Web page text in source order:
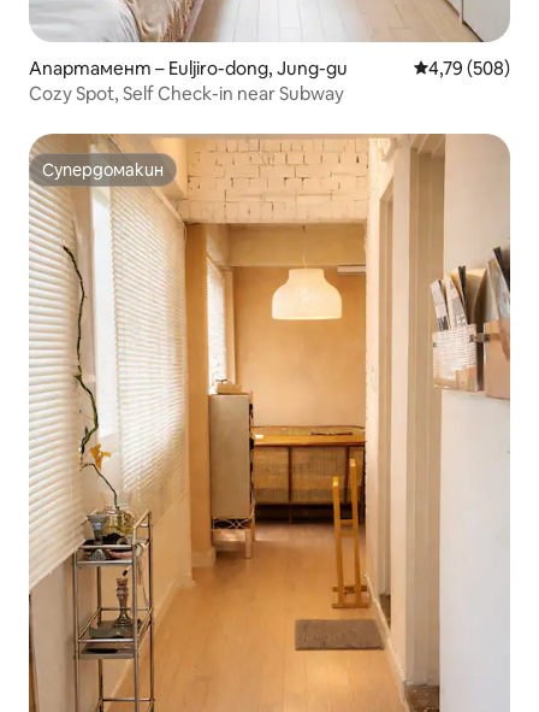
Апартамент – Euljiro-dong, Jung-gu Средна
4,79 (508)
Cozy Spot, Self Check-in near Subway
Супердомакин
Супердомакин